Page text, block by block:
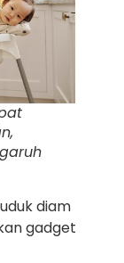
diam
gadget